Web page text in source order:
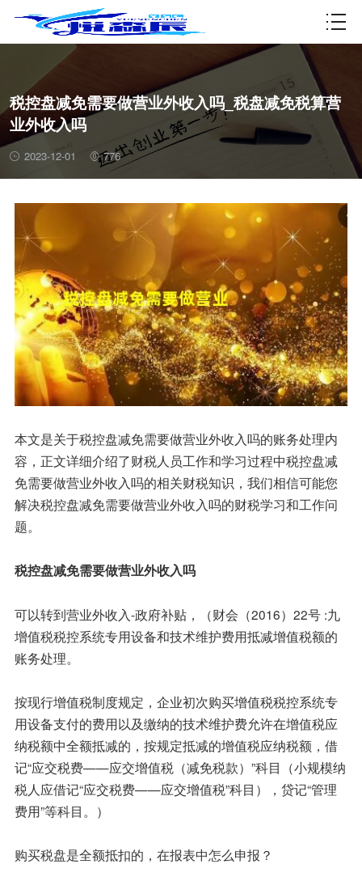
资质许可
税控盘减免需要做营业外收入吗_税盘减免税算营
业外收入吗
2023-12-01 776
本文是关于税控盘减免需要做营业外收入吗的账务处理内
容，正文详细介绍了财税人员工作和学习过程中税控盘减
免需要做营业外收入吗的相关财税知识，我们相信可能您
解决税控盘减免需要做营业外收入吗的财税学习和工作问
题。
税控盘减免需要做营业外收入吗
可以转到营业外收入-政府补贴，（财会（2016）22号 :九
增值税税控系统专用设备和技术维护费用抵减增值税额的
账务处理。
按现行增值税制度规定，企业初次购买增值税税控系统专
用设备支付的费用以及缴纳的技术维护费允许在增值税应
纳税额中全额抵减的，按规定抵减的增值税应纳税额，借
记“应交税费——应交增值税（减免税款）”科目（小规模纳
税人应借记“应交税费——应交增值税”科目），贷记“管理
费用”等科目。）
购买税盘是全额抵扣的，在报表中怎么申报？